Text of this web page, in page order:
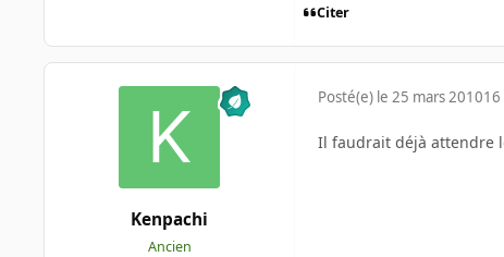
Citer
Kenpachi
Ancien
Posté(e) le 25 mars 201016
Il faudrait déjà attendre